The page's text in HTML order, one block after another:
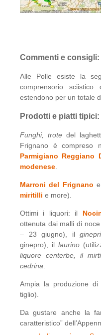
Commenti e consigli:
Alle Polle esiste la
comprensorio
estendono per un totale
Prodotti e piatti tipici:
Funghi, trote del
Frignano è compreso
Parmigiano Reggiano
modenese
Marroni del Frignano e
miritilli e more).
Ottimi i liquori: il
ottenuta dai malli di
– 23 giugno), il
ginepro), il laurino
liquore centerbe, il
cedrina
Ampia la produzione di
tiglio).
Da gustare anche la
caratteristico”